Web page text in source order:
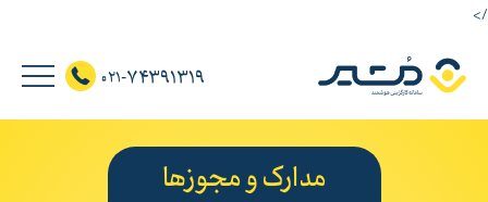
/>
021-74391319
مدارک و مجوزها